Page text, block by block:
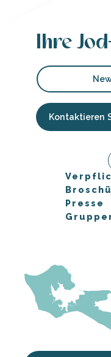
Ihre
Kontaktieren
Presse